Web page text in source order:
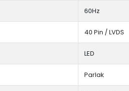
60Hz
40 Pin / LVDS
LED
Parlak